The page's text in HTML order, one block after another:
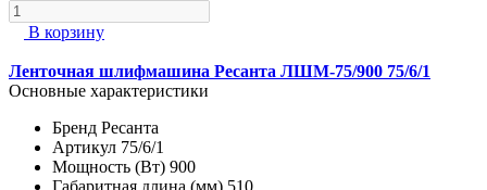
В корзину
Ленточная шлифмашина Ресанта ЛШМ-75/900 75/6/1
Основные характеристики
Бренд Ресанта
Артикул 75/6/1
Мощность (Вт) 900
Габаритная длина (мм) 510